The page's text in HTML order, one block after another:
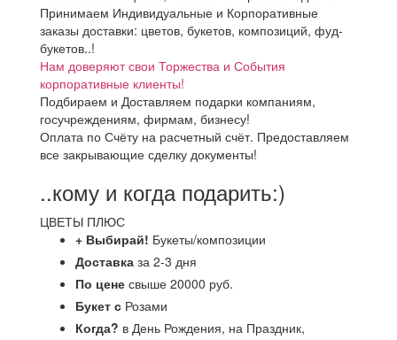
Принимаем Индивидуальные и Корпоративные
заказы доставки: цветов, букетов, композиций, фуд-
букетов..!
Нам доверяют свои Торжества и События
корпоративные клиенты!
Подбираем и Доставляем подарки компаниям,
госучреждениям, фирмам, бизнесу!
Оплата по Счёту на расчетный счёт. Предоставляем
все закрывающие сделку документы!
..кому и когда подарить:)
ЦВЕТЫ ПЛЮС
+ Выбирай! Букеты/композиции
Доставка за 2-3 дня
По цене свыше 20000 руб.
Букет с Розами
Когда? в День Рождения, на Праздник,